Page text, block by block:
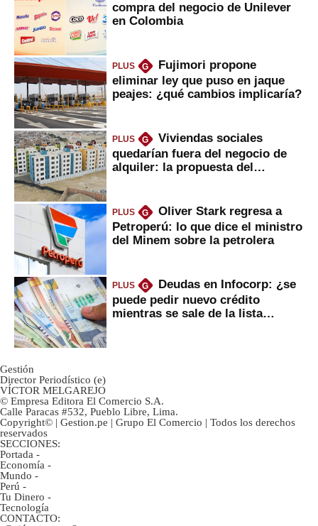
compra del negocio de Unilever
en Colombia
PLUS G
Fujimori propone
eliminar ley que puso en jaque
peajes: ¿qué cambios implicaría?
PLUS G
Viviendas sociales
quedarían fuera del negocio de
alquiler: la propuesta del
PLUS G
Oliver Stark regresa a
Petroperú: lo que dice el ministro
del Minem sobre la petrolera
PLUS G
Deudas en Infocorp: ¿se
puede pedir nuevo crédito
mientras se sale de la lista
Gestión
Director Periodístico (e)
VÍCTOR MELGAREJO
© Empresa Editora El Comercio S.A.
Calle Paracas #532, Pueblo Libre, Lima.
Copyright© | Gestion.pe | Grupo El Comercio | Todos los derechos
reservados
SECCIONES:
Portada -
Economía -
Mundo -
Perú -
Tu Dinero -
Tecnología
CONTACTO: